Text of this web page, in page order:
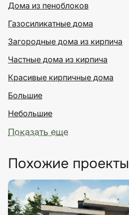
Дома из пеноблоков
Газосиликатные дома
Загородные дома из кирпича
Частные дома из кирпича
Красивые кирпичные дома
Большие
Небольшие
Показать еще
Похожие проекты